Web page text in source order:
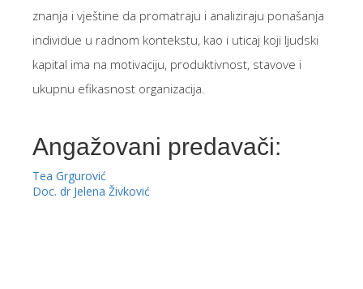
znanja i vještine da promatraju i analiziraju ponašanja
individue u radnom kontekstu, kao i uticaj koji ljudski
kapital ima na motivaciju, produktivnost, stavove i
ukupnu efikasnost organizacija.
Angažovani predavači:
Tea Grgurović
Doc. dr Jelena Živković